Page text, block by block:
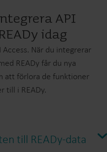
API
idag
När du integrerar
READy får du nya
att förlora de funktioner
till i READy.
till READy-data